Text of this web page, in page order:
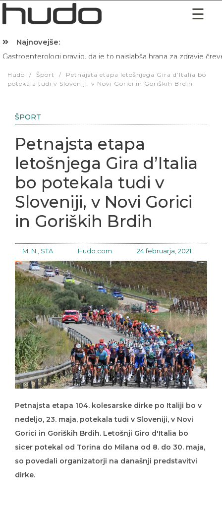
Najnovejše:
Hibernacijska dieta: Zakaj je pred spanjem dobro pojesti žlico
potekala tudi v Sloveniji, v Novi Gorici in Goriških Brdih
Petnajsta etapa
letošnjega Gira d’Italia
bo potekala tudi v
Sloveniji, v Novi Gorici
in Goriških Brdih
M. N., STA Hudo.com 24 februarja, 2021
nedeljo, 23. maja, potekala tudi v Sloveniji, v Novi
Gorici in Goriških Brdih. Letošnji Giro d'Italia bo
sicer potekal od Torina do Milana od 8. do 30. maja,
so povedali organizatorji na današnji predstavitvi
dirke.